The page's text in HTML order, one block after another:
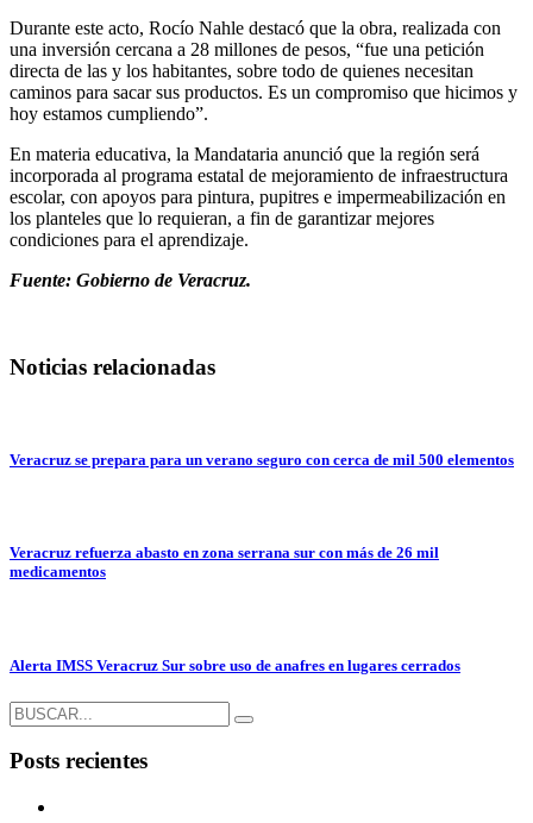
Durante este acto, Rocío Nahle destacó que la obra, realizada con
una inversión cercana a 28 millones de pesos, “fue una petición
directa de las y los habitantes, sobre todo de quienes necesitan
caminos para sacar sus productos. Es un compromiso que hicimos y
hoy estamos cumpliendo”.
En materia educativa, la Mandataria anunció que la región será
incorporada al programa estatal de mejoramiento de infraestructura
escolar, con apoyos para pintura, pupitres e impermeabilización en
los planteles que lo requieran, a fin de garantizar mejores
condiciones para el aprendizaje.
Fuente: Gobierno de Veracruz.
Noticias relacionadas
Veracruz se prepara para un verano seguro con cerca de mil 500 elementos
Veracruz refuerza abasto en zona serrana sur con más de 26 mil
medicamentos
Alerta IMSS Veracruz Sur sobre uso de anafres en lugares cerrados
Posts recientes